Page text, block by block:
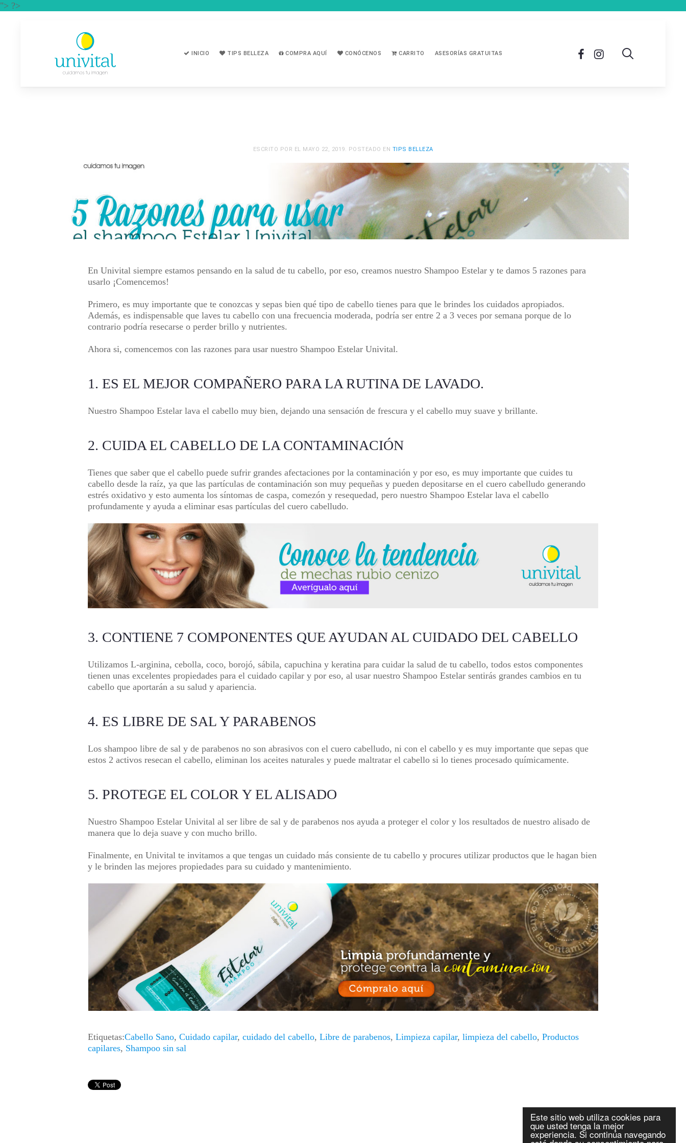
Este sitio web utiliza cookies para
que usted tenga la mejor
experiencia. Si continúa navegando
"> ?>
INICIO TIPS BELLEZA COMPRA AQUÍ CONÓCENOS CARRITO ASESORÍAS GRATUITAS
ESCRITO POR EL MAYO 22, 2019. POSTEADO EN TIPS BELLEZA
En Univital siempre estamos pensando en la salud de tu cabello, por eso, creamos nuestro Shampoo Estelar y te damos 5 razones para
usarlo ¡Comencemos!
Primero, es muy importante que te conozcas y sepas bien qué tipo de cabello tienes para que le brindes los cuidados apropiados.
Además, es indispensable que laves tu cabello con una frecuencia moderada, podría ser entre 2 a 3 veces por semana porque de lo
contrario podría resecarse o perder brillo y nutrientes.
Ahora si, comencemos con las razones para usar nuestro Shampoo Estelar Univital.
1. ES EL MEJOR COMPAÑERO PARA LA RUTINA DE LAVADO.
Nuestro Shampoo Estelar lava el cabello muy bien, dejando una sensación de frescura y el cabello muy suave y brillante.
2. CUIDA EL CABELLO DE LA CONTAMINACIÓN
Tienes que saber que el cabello puede sufrir grandes afectaciones por la contaminación y por eso, es muy importante que cuides tu
cabello desde la raíz, ya que las partículas de contaminación son muy pequeñas y pueden depositarse en el cuero cabelludo generando
estrés oxidativo y esto aumenta los síntomas de caspa, comezón y resequedad, pero nuestro Shampoo Estelar lava el cabello
profundamente y ayuda a eliminar esas partículas del cuero cabelludo.
3. CONTIENE 7 COMPONENTES QUE AYUDAN AL CUIDADO DEL CABELLO
Utilizamos L-arginina, cebolla, coco, borojó, sábila, capuchina y keratina para cuidar la salud de tu cabello, todos estos componentes
tienen unas excelentes propiedades para el cuidado capilar y por eso, al usar nuestro Shampoo Estelar sentirás grandes cambios en tu
cabello que aportarán a su salud y apariencia.
4. ES LIBRE DE SAL Y PARABENOS
Los shampoo libre de sal y de parabenos no son abrasivos con el cuero cabelludo, ni con el cabello y es muy importante que sepas que
estos 2 activos resecan el cabello, eliminan los aceites naturales y puede maltratar el cabello si lo tienes procesado químicamente.
5. PROTEGE EL COLOR Y EL ALISADO
Nuestro Shampoo Estelar Univital al ser libre de sal y de parabenos nos ayuda a proteger el color y los resultados de nuestro alisado de
manera que lo deja suave y con mucho brillo.
Finalmente, en Univital te invitamos a que tengas un cuidado más consiente de tu cabello y procures utilizar productos que le hagan bien
y le brinden las mejores propiedades para su cuidado y mantenimiento.
Etiquetas:Cabello Sano, Cuidado capilar, cuidado del cabello, Libre de parabenos, Limpieza capilar, limpieza del cabello, Productos
capilares, Shampoo sin sal